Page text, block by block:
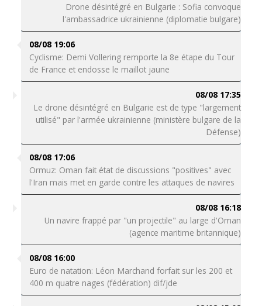
Drone désintégré en Bulgarie : Sofia convoque
l'ambassadrice ukrainienne (diplomatie bulgare)
08/08 19:06
Cyclisme: Demi Vollering remporte la 8e étape du Tour
de France et endosse le maillot jaune
08/08 17:35
Le drone désintégré en Bulgarie est de type "largement
utilisé" par l'armée ukrainienne (ministère bulgare de la
Défense)
08/08 17:06
Ormuz: Oman fait état de discussions "positives" avec
l'Iran mais met en garde contre les attaques de navires
08/08 16:18
Un navire frappé par "un projectile" au large d'Oman
(agence maritime britannique)
08/08 16:00
Euro de natation: Léon Marchand forfait sur les 200 et
400 m quatre nages (fédération) dif/jde